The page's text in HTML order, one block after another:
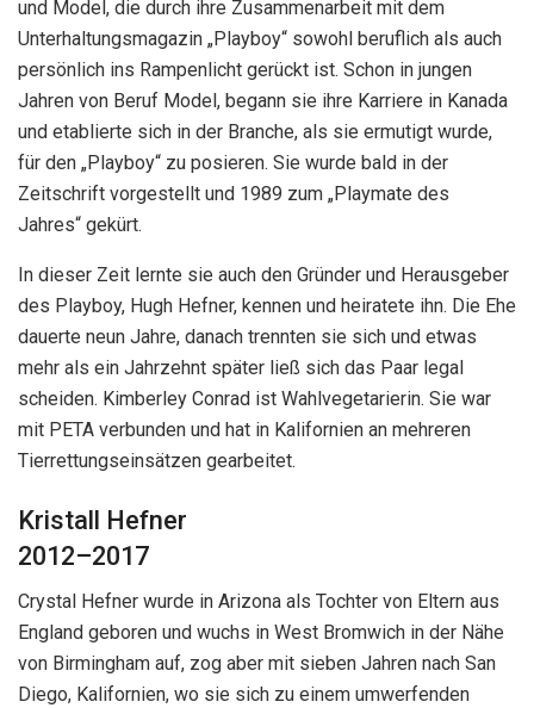
und Model, die durch ihre Zusammenarbeit mit dem
Unterhaltungsmagazin „Playboy“ sowohl beruflich als auch
persönlich ins Rampenlicht gerückt ist. Schon in jungen
Jahren von Beruf Model, begann sie ihre Karriere in Kanada
und etablierte sich in der Branche, als sie ermutigt wurde,
für den „Playboy“ zu posieren. Sie wurde bald in der
Zeitschrift vorgestellt und 1989 zum „Playmate des
Jahres“ gekürt.
In dieser Zeit lernte sie auch den Gründer und Herausgeber
des Playboy, Hugh Hefner, kennen und heiratete ihn. Die Ehe
dauerte neun Jahre, danach trennten sie sich und etwas
mehr als ein Jahrzehnt später ließ sich das Paar legal
scheiden. Kimberley Conrad ist Wahlvegetarierin. Sie war
mit PETA verbunden und hat in Kalifornien an mehreren
Tierrettungseinsätzen gearbeitet.
Kristall Hefner
2012–2017
Crystal Hefner wurde in Arizona als Tochter von Eltern aus
England geboren und wuchs in West Bromwich in der Nähe
von Birmingham auf, zog aber mit sieben Jahren nach San
Diego, Kalifornien, wo sie sich zu einem umwerfenden